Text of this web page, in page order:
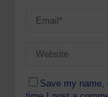
Save my name,